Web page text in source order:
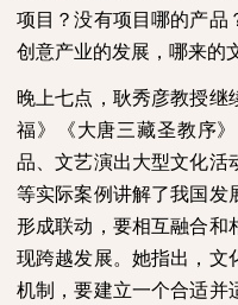
项目？没有项目哪的产品
创意产业的发展，哪来的
晚上七点，耿秀彦教授继
福》《大唐三藏圣教序
品、文艺演出大型文化活
等实际案例讲解了我国发
形成联动，要相互融合和
现跨越发展。她指出，文
机制，要建立一个合适并